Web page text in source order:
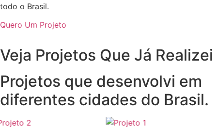
todo o Brasil.
Quero Um Projeto
Veja Projetos Que Já Realizei
Projetos que desenvolvi em
diferentes cidades do Brasil.